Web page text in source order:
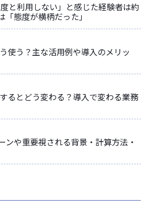
と利用しない」と感じた経験者は約
態度が横柄だった」
使う？主な活用例や導入のメリッ
るとどう変わる？導入で変わる業務
ンや重要視される背景・計算方法・